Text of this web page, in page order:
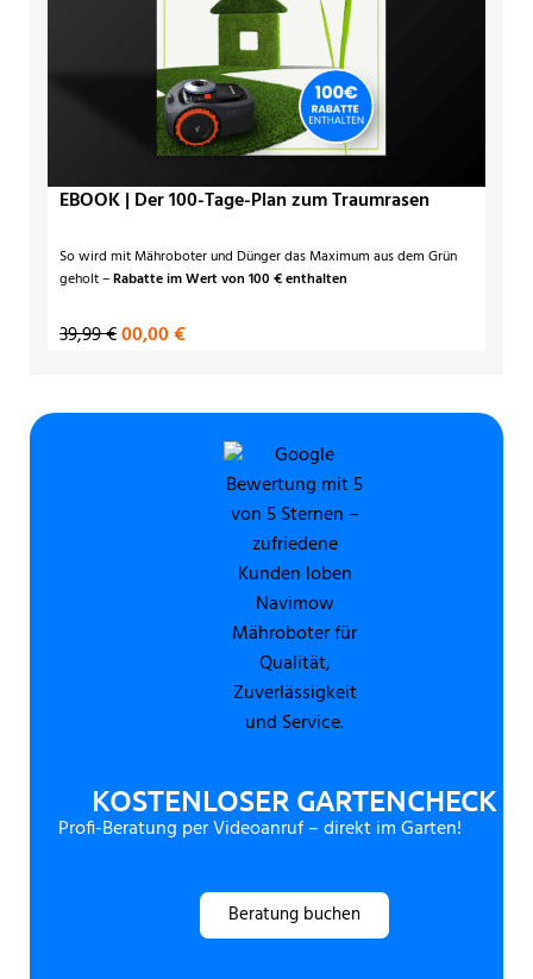
EBOOK | Der 100-Tage-Plan zum Traumrasen
So wird mit Mähroboter und Dünger das Maximum aus dem Grün
geholt –Rabatte im Wert von 100 € enthalten
39,99 €00,00 €
KOSTENLOSER GARTENCHECK
Profi-Beratung per Videoanruf – direkt im Garten!
Beratung buchen